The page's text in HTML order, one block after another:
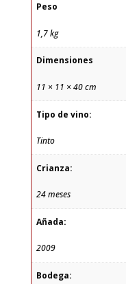
Peso
1,7 kg
Dimensiones
11 × 11 × 40 cm
Tipo de vino:
Tinto
Crianza:
24 meses
Añada:
2009
Bodega: